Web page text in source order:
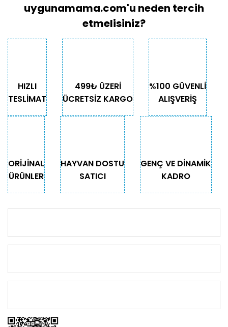
uygunamama.com'u neden tercih
etmelisiniz?
HIZLI
TESLİMAT
499₺ ÜZERİ
ÜCRETSİZ KARGO
%100 GÜVENLİ
ALIŞVERİŞ
ORİJİNAL
ÜRÜNLER
HAYVAN DOSTU
SATICI
GENÇ VE DİNAMİK
KADRO